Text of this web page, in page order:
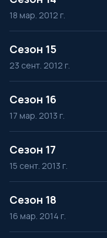
18 мар. 2012 г.
Сезон 15
23 сент. 2012 г.
Сезон 16
17 мар. 2013 г.
Сезон 17
15 сент. 2013 г.
Сезон 18
16 мар. 2014 г.